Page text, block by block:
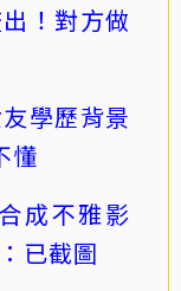
！對方做
學歷背景
懂
成不雅影
已截圖